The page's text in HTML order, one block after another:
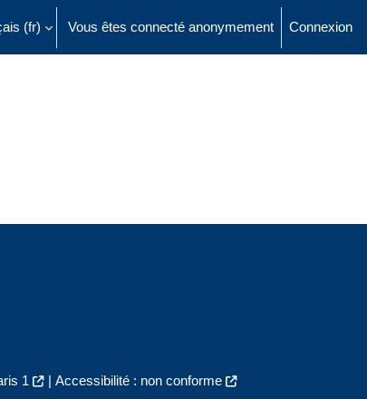
la saisie de recherche
‎(fr)‎ Vous êtes connecté anonymement Connexion
1 | Accessibilité : non conforme